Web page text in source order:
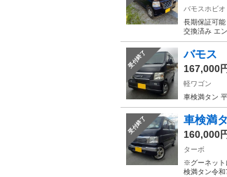
バモスホビオ
長期保証可
交換済み エ
受付終了 バモス
167,000
軽ワゴン
車検満タン
受付終了 車検満
160,000
ターボ
※グーネット
検満タン令